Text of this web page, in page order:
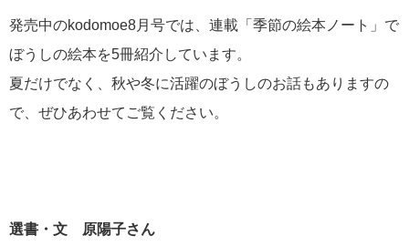
発売中のkodomoe8月号では、連載「季節の絵本ノート」で
ぼうしの絵本を5冊紹介しています。
夏だけでなく、秋や冬に活躍のぼうしのお話もありますの
で、ぜひあわせてご覧ください。
選書・文 原陽子さん